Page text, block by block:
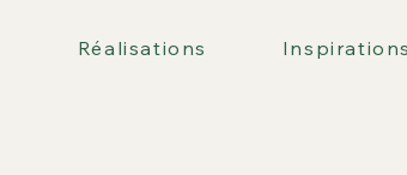
Réalisations Inspirations